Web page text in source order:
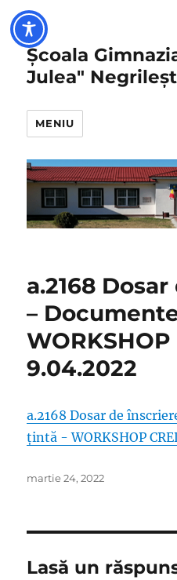
Școala
Julea"
MENIU
a.2168
–
WORKSHOP
9.04.2022
a.2168 Dosar de
țintă - WORKSHOP
Publicat
martie 24, 2022
Lasă un